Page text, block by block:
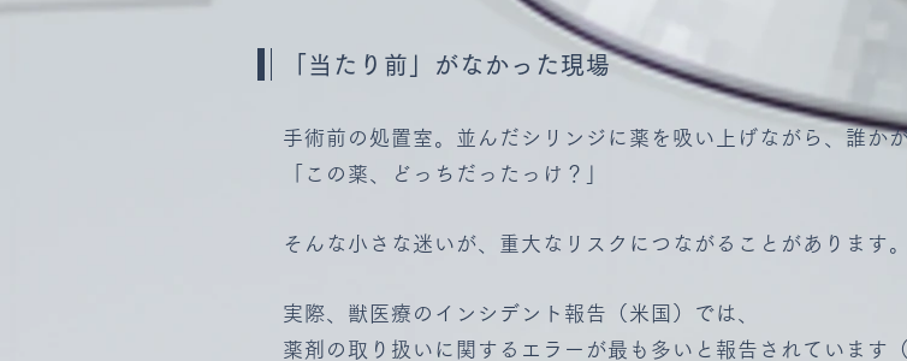
「当たり前」がなかった現場
手術前の処置室。並んだシリンジに薬を吸い上げながら、誰か
「この薬、どっちだったっけ？」
そんな小さな迷いが、重大なリスクにつながることがあります。
実際、獣医療のインシデント報告（米国）では、
薬剤の取り扱いに関するエラーが最も多いと報告されています